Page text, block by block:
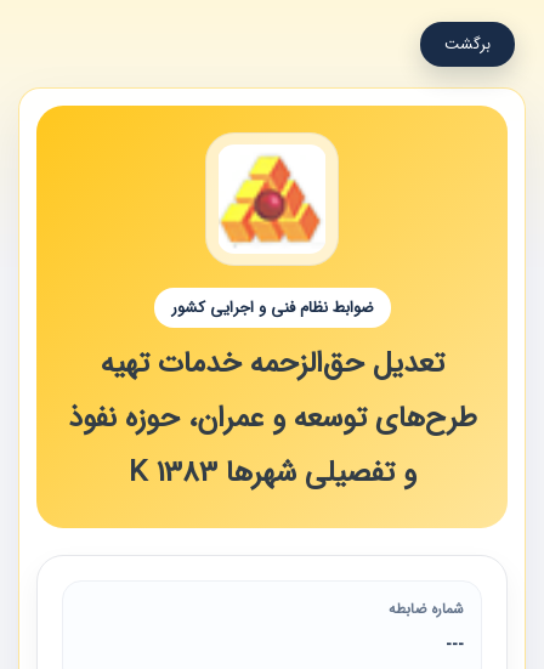
برگشت
ضوابط نظام فنی و اجرایی کشور
تعدیل حق‌الزحمه خدمات تهیه
طرح‌های توسعه و عمران، حوزه نفوذ
و تفصیلی شهرها K 1383
شماره ضابطه
---